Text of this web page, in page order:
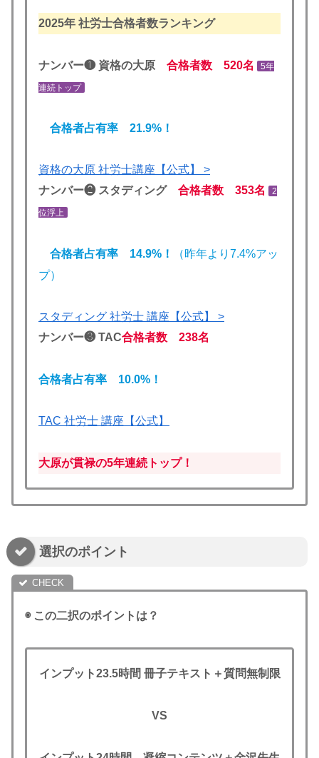
2025年 社労士合格者数ランキング
ナンバー❶ 資格の大原 合格者数 520名 5年
連続トップ
合格者占有率 21.9%！
資格の大原 社労士講座【公式】 >
ナンバー❷ スタディング 合格者数 353名 2
位浮上
合格者占有率 14.9%！
（昨年より7.4%アッ
プ）
スタディング 社労士 講座【公式】 >
ナンバー❸ TAC合格者数 238名
合格者占有率 10.0%！
TAC 社労士 講座【公式】
大原が貫禄の5年連続トップ！
選択のポイント
◉ この二択のポイントは？
インプット23.5時間 冊子テキスト＋質問無制限
VS